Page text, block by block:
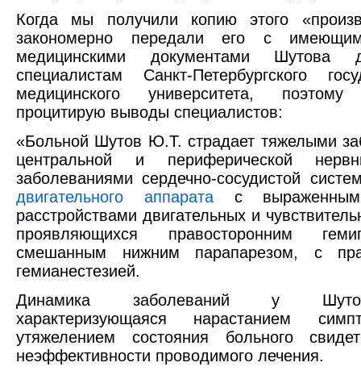
Когда мы получили копию этого
закономерно передали его с
медицинскими документами Шутова
специалистам Санкт-Петербургского
медицинского университета,
процитирую выводы специалистов:
«Больной Шутов Ю.Т. страдает тяжелыми
центральной и периферической
заболеваниями сердечно-сосудистой
двигательного аппаратас
расстройствами двигательных и
проявляющихся правосторонним
смешанным нижним парапарезом, с
гемианестезией.
Динамика заболеваний у
характеризующаяся нарастанием
утяжелением состояния больного
неэффективности проводимого лечения.